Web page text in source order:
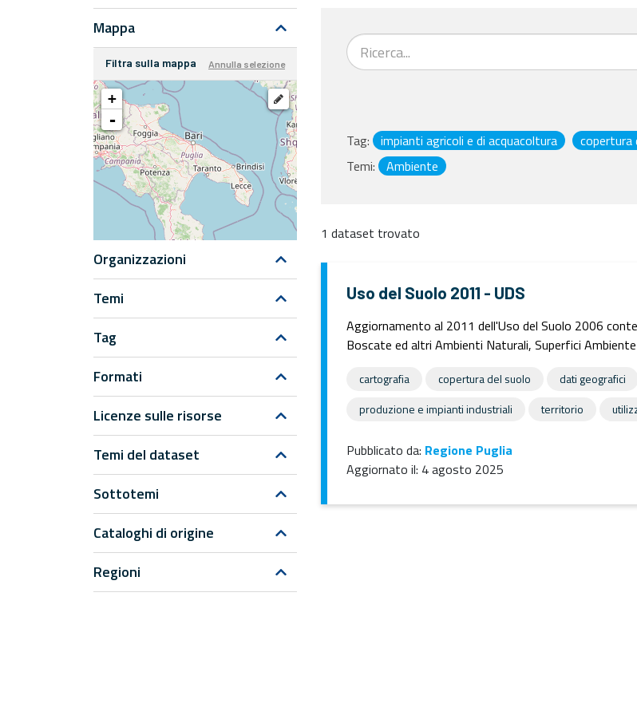
Mappa
Filtra sulla mappa Annulla selezione
+
-
Organizzazioni
Temi
Tag
Formati
Licenze sulle risorse
Temi del dataset
Sottotemi
Cataloghi di origine
Regioni
Tag: impianti agricoli e di acquacoltura copertura
Temi:
Ambiente
1 dataset trovato
Uso del Suolo 2011 - UDS
Aggiornamento al 2011 dell'Uso del Suolo 2006
Boscate ed altri Ambienti Naturali, Superfici Ambiente
cartografia copertura del suolo dati geografici
produzione e impianti industriali
territorio
Pubblicato da: Regione Puglia
Aggiornato il: 4 agosto 2025